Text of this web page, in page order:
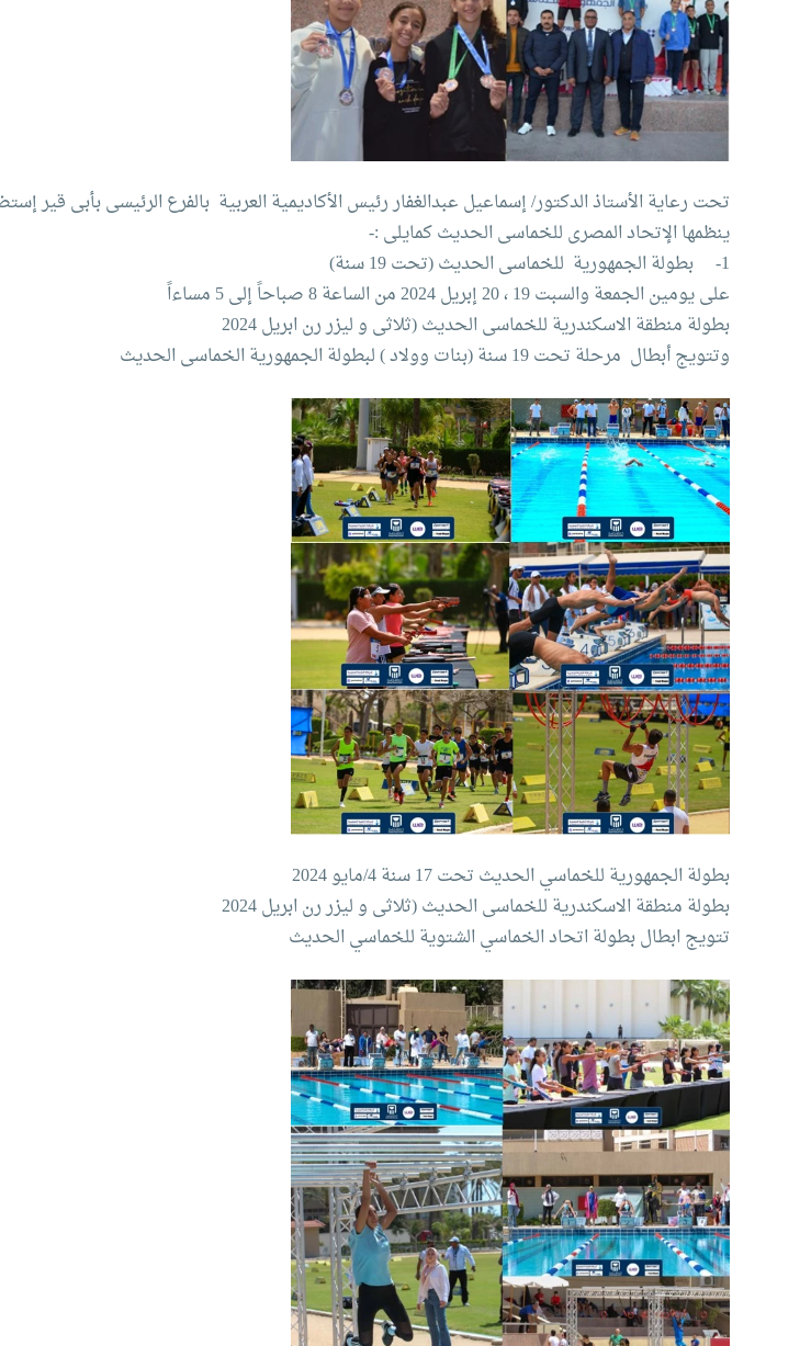
تحت رعاية الأستاذ الدكتور/ إسماعيل عبدالغفار رئيس الأكاديمية العربية بالفرع الرئيسى بأبى قير
ينظمها الإتحاد المصرى للخماسى الحديث كمايلى :-
1- بطولة الجمهورية للخماسى الحديث (تحت 19 سنة)
على يومين الجمعة والسبت 19 ، 20 إبريل 2024 من الساعة 8 صباحاً إلى 5 مساءاً
بطولة منطقة الاسكندرية للخماسى الحديث (ثلاثى و ليزر رن ابريل 2024‏
وتتويج أبطال مرحلة تحت 19 سنة (بنات وولاد ) لبطولة الجمهورية الخماسى الحديث
بطولة الجمهورية للخماسي الحديث تحت 17 سنة 4/مايو 2024
بطولة منطقة الاسكندرية للخماسى الحديث (ثلاثى و ليزر رن ابريل 2024‏
تتويج ابطال بطولة اتحاد الخماسي الشتوية للخماسي الحديث